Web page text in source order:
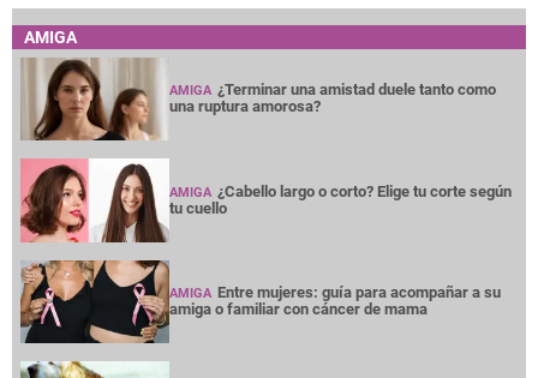
AMIGA
AMIGA ¿Terminar una amistad duele tanto como
una ruptura amorosa?
AMIGA ¿Cabello largo o corto? Elige tu corte según
tu cuello
AMIGA Entre mujeres: guía para acompañar a su
amiga o familiar con cáncer de mama